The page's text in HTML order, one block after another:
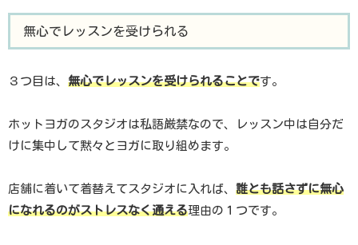
無心でレッスンを受けられる
３つ目は、 無心でレッスンを受けられることです。
ホットヨガのスタジオは私語厳禁なので、レッスン中は自分だ
けに集中して黙々とヨガに取り組めます。
店舗に着いて着替えてスタジオに入れば、 誰とも話さずに無心
になれるのがストレスなく通える理由の１つです。